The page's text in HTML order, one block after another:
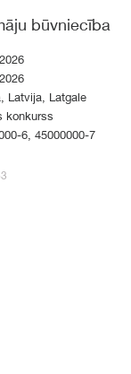
būvniecība
Latvija, Latgale
konkurss
6, 45000000-7